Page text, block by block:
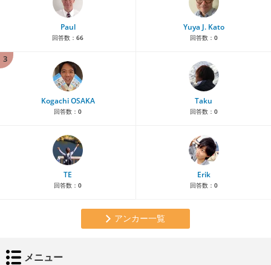
Paul
回答数： 66
Yuya J. Kato
回答数： 0
3
Kogachi OSAKA
回答数： 0
Taku
回答数： 0
TE
回答数： 0
Erik
回答数： 0
アンカー一覧
メニュー